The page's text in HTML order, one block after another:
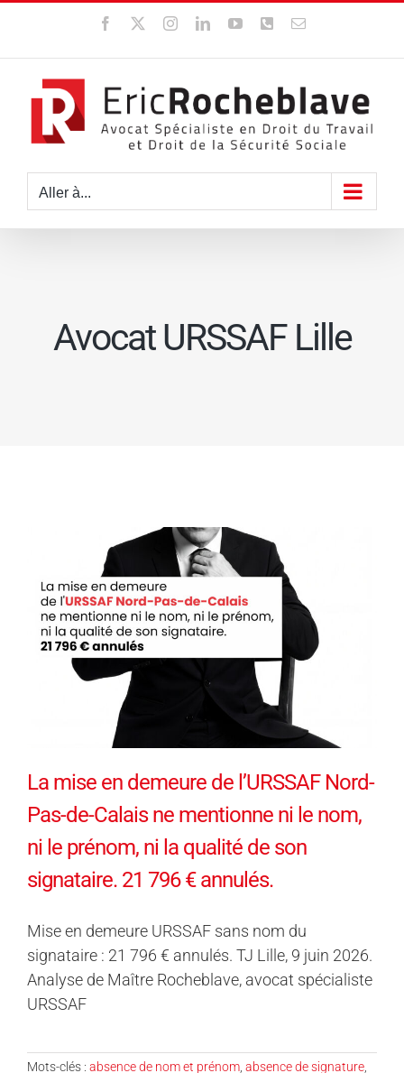
contenu
Facebook InstagramLinkedInYouTubeWhatsApp
Email
Aller à...
Avocat URSSAF Lille
La mise en demeure de l’URSSAF Nord-
Pas-de-Calais ne mentionne ni le nom,
ni le prénom, ni la qualité de son
signataire. 21 796 € annulés.
Mise en demeure URSSAF sans nom du
signataire : 21 796 € annulés. TJ Lille, 9 juin 2026.
Analyse de Maître Rocheblave, avocat spécialiste
URSSAF
Mots-clés : absence de nom et prénom absence de signature